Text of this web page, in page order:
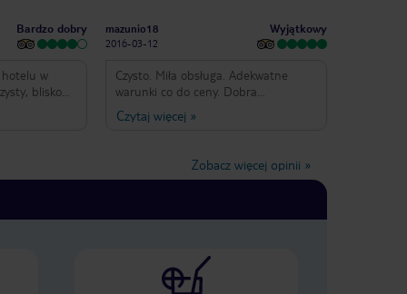
Bardzo dobry
hotelu w
blisko
miejska
Z
mazunio18
2016-03-12
Wyjątkowy
Czysto. Miła obsługa. Adekwatne
warunki co do ceny. Dobra
komunikacja. Blisko sklepy
restauracja autobus. Śniadanie
wymagających hotel idealny. Wszystko
było w jak najlepszym porządku
Czytaj więcej »
Zobacz więcej opinii »